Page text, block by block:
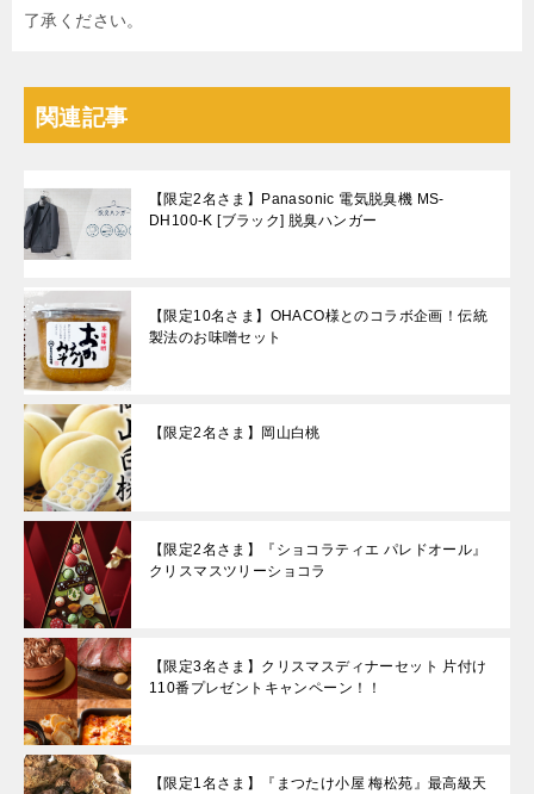
了承ください。
関連記事
【限定2名さま】Panasonic 電気脱臭機 MS-
DH100-K [ブラック] 脱臭ハンガー
【限定10名さま】OHACO様とのコラボ企画！伝統
製法のお味噌セット
【限定2名さま】岡山白桃
【限定2名さま】『ショコラティエ パレドオール』
クリスマスツリーショコラ
【限定3名さま】クリスマスディナーセット 片付け
110番プレゼントキャンペーン！！
【限定1名さま】『まつたけ小屋 梅松苑』最高級天